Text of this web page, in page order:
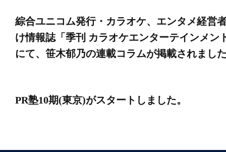
投
稿
ビ
綜合ユニコム発行・カラオケ、エンタメ経営
け情報誌「季刊 カラオケエンターテインメン
にて、笹木郁乃の連載コラムが掲載されまし
PR塾10期(東京)がスタートしました。